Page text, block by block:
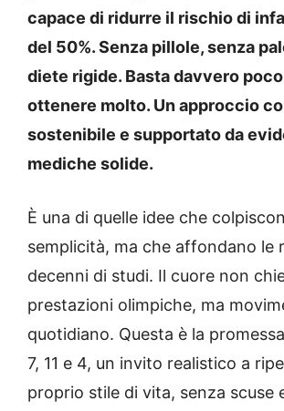
capace di ridurre il rischio di
del 50%. Senza pillole, senza
diete rigide. Basta davvero
ottenere molto. Un approccio
sostenibile e supportato da
mediche solide.
È una di quelle idee che
semplicità, ma che affondano le
decenni di studi. Il cuore non
prestazioni olimpiche, ma
quotidiano. Questa è la
7, 11 e 4, un invito realistico a
proprio stile di vita, senza scuse